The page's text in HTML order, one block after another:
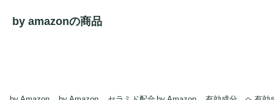
by amazonの商品